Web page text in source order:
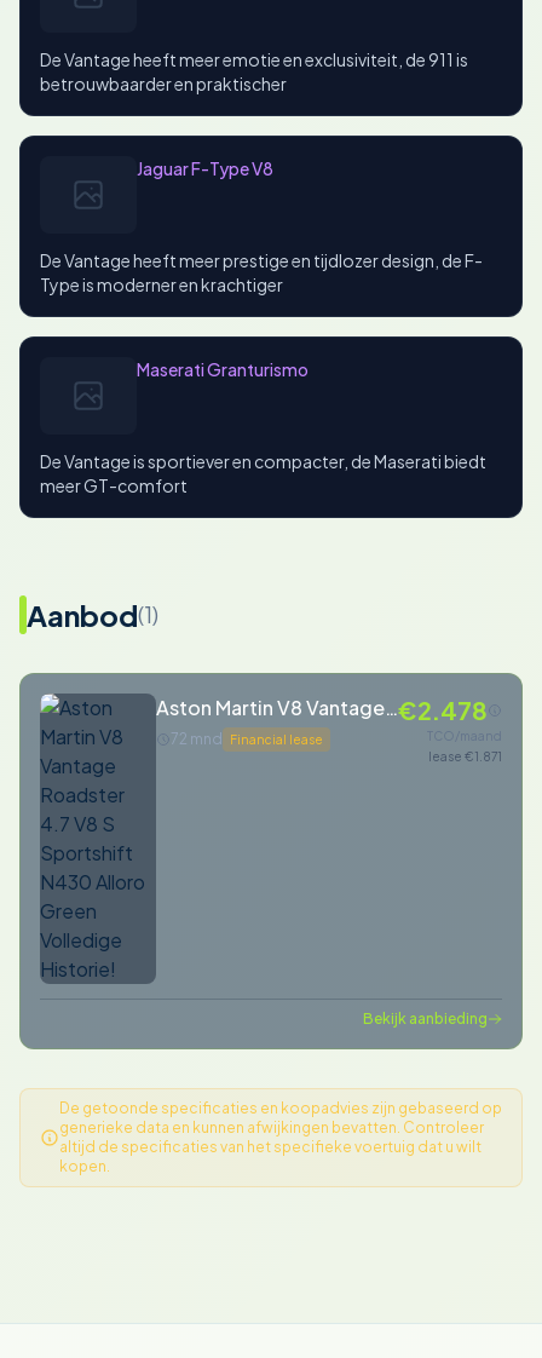
De Vantage heeft meer emotie en exclusiviteit, de 911 is
betrouwbaarder en praktischer
Jaguar F-Type V8
De Vantage heeft meer prestige en tijdlozer design, de F-
Type is moderner en krachtiger
Maserati Granturismo
De Vantage is sportiever en compacter, de Maserati biedt
meer GT-comfort
Aanbod(1)
Aston Martin V8 Vantage
Roadster 4.7 V8 S
72 mnd Financial lease
€2.478
TCO/maand
lease €1.871
Bekijk aanbieding
De getoonde specificaties en koopadvies zijn gebaseerd op
generieke data en kunnen afwijkingen bevatten. Controleer
altijd de specificaties van het specifieke voertuig dat u wilt
kopen.